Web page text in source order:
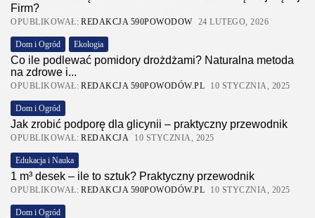
Firm?
OPUBLIKOWAŁ: REDAKCJA 590POWODOW 24 LUTEGO, 2026
Dom i Ogród Ekologia
Co ile podlewać pomidory drożdżami? Naturalna metoda
na zdrowe i...
OPUBLIKOWAŁ: REDAKCJA 590POWODÓW.PL 10 STYCZNIA, 2025
Dom i Ogród
Jak zrobić podporę dla glicynii – praktyczny przewodnik
OPUBLIKOWAŁ: REDAKCJA 10 STYCZNIA, 2025
Edukacja i Nauka
1 m³ desek – ile to sztuk? Praktyczny przewodnik
OPUBLIKOWAŁ: REDAKCJA 590POWODÓW.PL 10 STYCZNIA, 2025
Dom i Ogród